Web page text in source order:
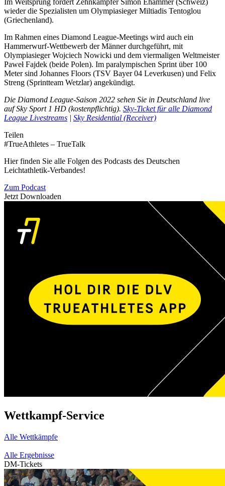
Im Weitsprung fordert Zehnkämpfer Simon Ehammer (Schweiz)
wieder die Spezialisten um Olympiasieger Miltiadis Tentoglou
(Griechenland).
Im Rahmen eines Diamond League-Meetings wird auch ein
Hammerwurf-Wettbewerb der Männer durchgeführt, mit
Olympiasieger Wojciech Nowicki und dem viermaligen Weltmeister
Paweł Fajdek (beide Polen). Im paralympischen Sprint über 100
Meter sind Johannes Floors (TSV Bayer 04 Leverkusen) und Felix
Streng (Sprintteam Wetzlar) angekündigt.
Die Diamond League-Saison 2022 sehen Sie in Deutschland live
auf Sky Sport 1 HD (kostenpflichtig). Sky-Ticket für alle Diamond
League Livestreams | Sky Residential (Receiver)
Teilen
#TrueAthletes – TrueTalk
Hier finden Sie alle Folgen des Podcasts des Deutschen
Leichtathletik-Verbandes!
Zum Podcast
Jetzt Downloaden
Wettkampf-Service
Alle Wettkämpfe
Alle Ergebnisse
DM-Tickets